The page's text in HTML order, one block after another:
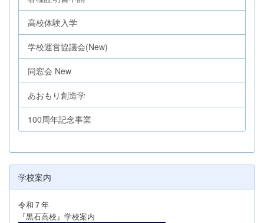
高校体験入学
学校運営協議会(New)
同窓会 New
あおもり創造学
100周年記念事業
学校案内
令和７年
『黒石高校』学校案内